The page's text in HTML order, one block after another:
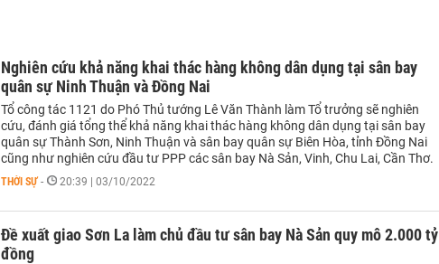
Nghiên cứu khả năng khai thác hàng không dân dụng tại sân bay
quân sự Ninh Thuận và Đồng Nai
Tổ công tác 1121 do Phó Thủ tướng Lê Văn Thành làm Tổ trưởng sẽ nghiên
cứu, đánh giá tổng thể khả năng khai thác hàng không dân dụng tại sân bay
quân sự Thành Sơn, Ninh Thuận và sân bay quân sự Biên Hòa, tỉnh Đồng Nai
cũng như nghiên cứu đầu tư PPP các sân bay Nà Sản, Vinh, Chu Lai, Cần Thơ.
THỜI SỰ - 20:39 | 03/10/2022
Đề xuất giao Sơn La làm chủ đầu tư sân bay Nà Sản quy mô 2.000 tỷ
đồng